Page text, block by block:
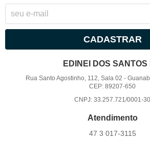
CADASTRAR
EDINEI DOS SANTOS
Rua Santo Agostinho, 112, Sala 02 -
CEP: 89207-650
CNPJ: 33.257.721/0001-30
Atendimento
47 3 017-3115